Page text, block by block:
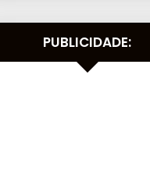
PUBLICIDADE: